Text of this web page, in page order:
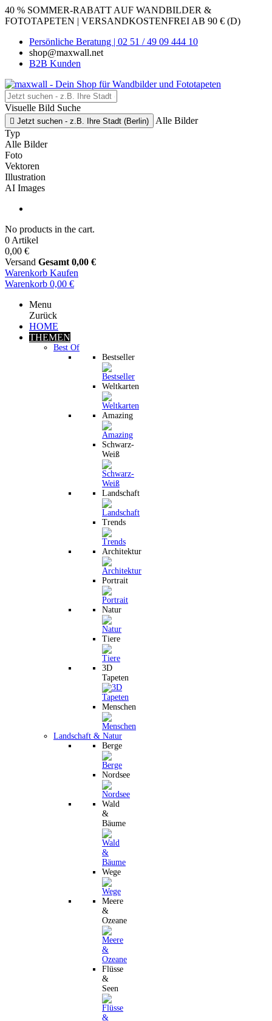
40 % SOMMER-RABATT AUF WANDBILDER &
FOTOTAPETEN | VERSANDKOSTENFREI AB 90 € (D)
Persönliche Beratung | 02 51 / 49 09 444 10
shop@maxwall.net
B2B Kunden
Visuelle Bild Suche
 Jetzt suchen - z.B. Ihre Stadt (Berlin)
Alle Bilder
Typ
Alle Bilder
Foto
Vektoren
Illustration
AI Images
No products in the cart.
0 Artikel
0,00 €
Versand Gesamt 0,00 €
Warenkorb Kaufen
Warenkorb 0,00 €
Menu
Zurück
HOME
THEMEN
Best Of
Bestseller
Weltkarten
Amazing
Schwarz-
Weiß
Landschaft
Trends
Architektur
Portrait
Natur
Tiere
3D
Tapeten
Menschen
Landschaft & Natur
Berge
Nordsee
Wald
&
Bäume
Wege
Meere
&
Ozeane
Flüsse
&
Seen